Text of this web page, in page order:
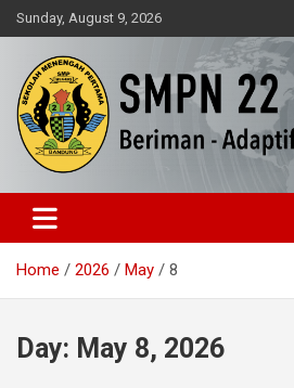
Skip
to
content
Sunday, August 9, 2026
SMPN 22 Bandung
Home 2026 May 8
Day: May 8, 2026